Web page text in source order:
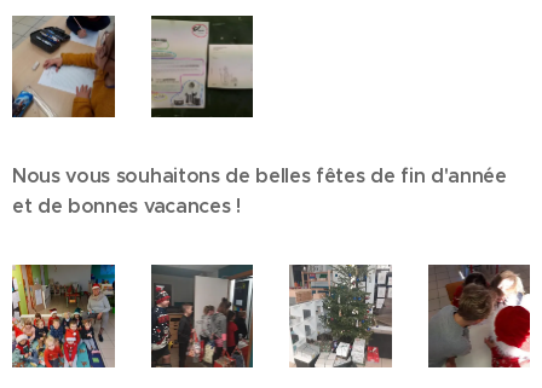
Nous vous souhaitons de belles fêtes de fin d'année
et de bonnes vacances !